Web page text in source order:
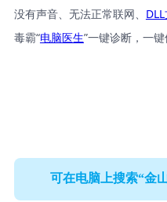
没有声音、无法正常联网、
毒霸“电脑医生”一键诊断，一键
可在电脑上搜索“金